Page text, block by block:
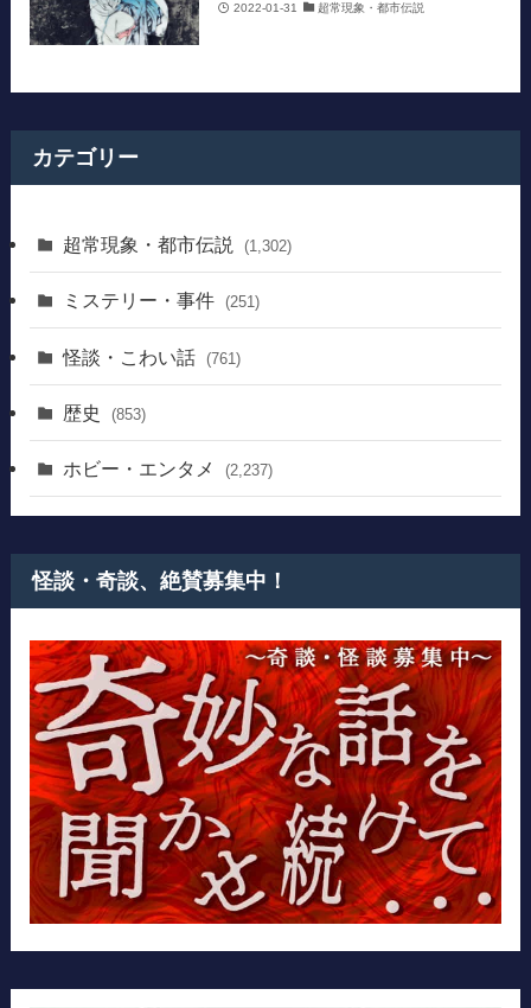
2022-01-31 超常現象・都市伝説
カテゴリー
超常現象・都市伝説 (1,302)
ミステリー・事件 (251)
怪談・こわい話 (761)
歴史 (853)
ホビー・エンタメ (2,237)
怪談・奇談、絶賛募集中！